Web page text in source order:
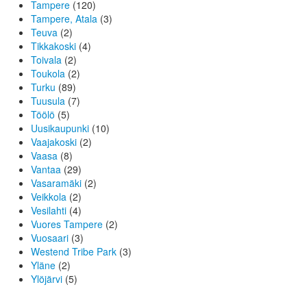
Tampere (120)
Tampere, Atala (3)
Teuva (2)
Tikkakoski (4)
Toivala (2)
Toukola (2)
Turku (89)
Tuusula (7)
Töölö (5)
Uusikaupunki (10)
Vaajakoski (2)
Vaasa (8)
Vantaa (29)
Vasaramäki (2)
Veikkola (2)
Vesilahti (4)
Vuores Tampere (2)
Vuosaari (3)
Westend Tribe Park (3)
Yläne (2)
Ylöjärvi (5)